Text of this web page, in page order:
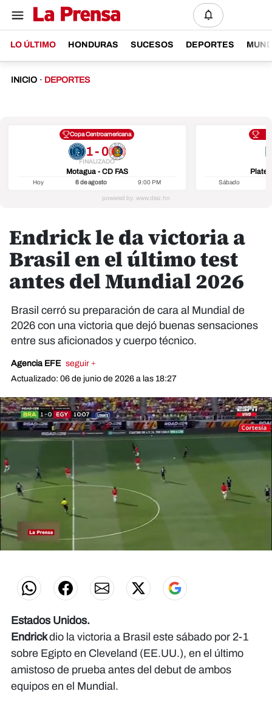
LO ÚLTIMO HONDURAS SUCESOS DEPORTES
INICIO · DEPORTES
Copa Centroamericana
1 - 0
FINALIZADO
Motagua - CD FAS
Hoy 6 de agosto 9:00 PM Sábado
Endrick le da victoria a
Brasil en el último test
antes del Mundial 2026
Brasil cerró su preparación de cara al Mundial de
2026 con una victoria que dejó buenas sensaciones
entre sus aficionados y cuerpo técnico.
Agencia EFE seguir +
Actualizado: 06 de junio de 2026 a las 18:27
minutes,
Estados Unidos.
Endrickdio la victoria a Brasil este sábado por 2-1
sobre Egipto en Cleveland (EE.UU.), en el último
amistoso de prueba antes del debut de ambos
equipos en el Mundial.